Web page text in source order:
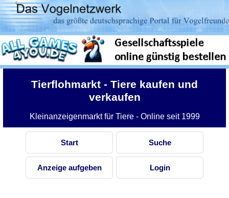
Tierflohmarkt - Tiere kaufen und
verkaufen
Kleinanzeigenmarkt für Tiere - Online seit 1999
Start Suche
Anzeige aufgeben Login